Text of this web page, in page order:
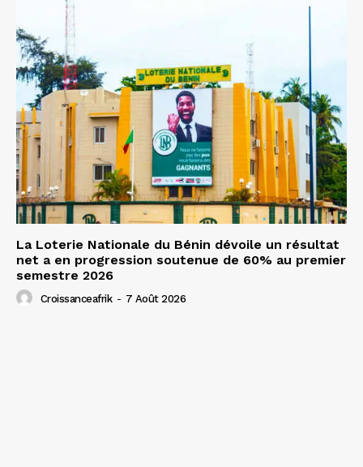
La Loterie Nationale du Bénin dévoile un résultat
net a en progression soutenue de 60% au premier
semestre 2026
Croissanceafrik - 7 Août 2026